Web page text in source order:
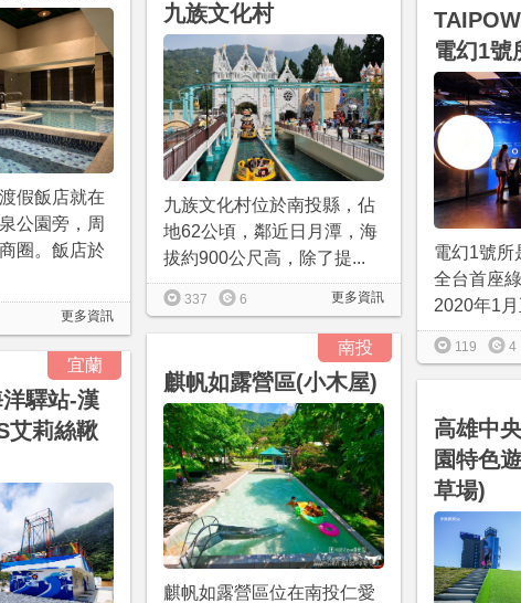
假飯店就在
公園旁，周
圈。飯店於
更多資訊
九族文化村
九族文化村位於南投縣，佔
地62公頃，鄰近日月潭，海
拔約900公尺高，除了提...
更多資訊
337 6
電幻1號
電幻1號所
全台首座
2020年1
119 4
南投
麒帆如露營區(小木屋)
麒帆如露營區位在南投仁愛
宜蘭
驛站-漢
艾莉絲鞦
高雄中
園特色
草場)